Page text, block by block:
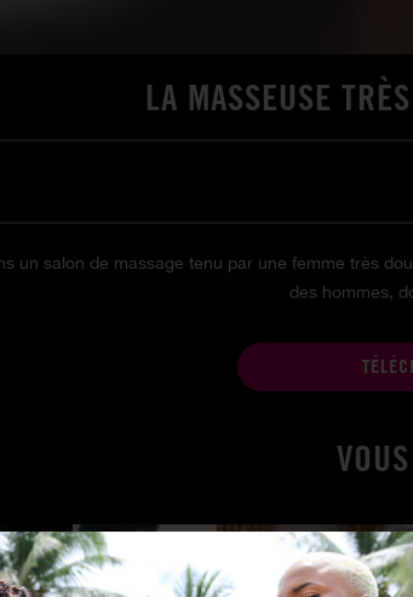
LA MASSEUSE
un salon de massage tenu par une femme très
des hommes,